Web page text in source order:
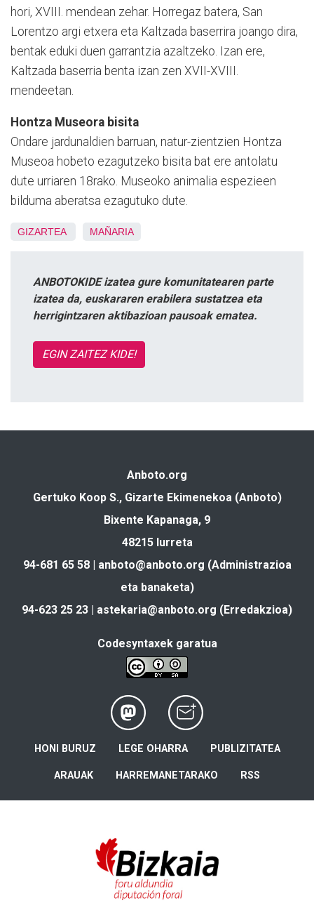
hori, XVIII. mendean zehar. Horregaz batera, San
Lorentzo argi etxera eta Kaltzada baserrira joango dira,
bentak eduki duen garrantzia azaltzeko. Izan ere,
Kaltzada baserria benta izan zen XVII-XVIII.
mendeetan.
Hontza Museora bisita
Ondare jardunaldien barruan, natur-zientzien Hontza
Museoa hobeto ezagutzeko bisita bat ere antolatu
dute urriaren 18rako. Museoko animalia espezieen
bilduma aberatsa ezagutuko dute.
GIZARTEA MAÑARIA
ANBOTOKIDE izatea gure komunitatearen parte
izatea da, euskararen erabilera sustatzea eta
herrigintzaren aktibazioan pausoak ematea.
EGIN ZAITEZ KIDE!
Anboto.org
Gertuko Koop S., Gizarte Ekimenekoa (Anboto)
Bixente Kapanaga, 9
48215 Iurreta
94-681 65 58 | anboto@anboto.org (Administrazioa
eta banaketa)
94-623 25 23 | astekaria@anboto.org (Erredakzioa)
Codesyntaxek garatua
HONI BURUZ LEGE OHARRA PUBLIZITATEA
ARAUAK HARREMANETARAKO RSS